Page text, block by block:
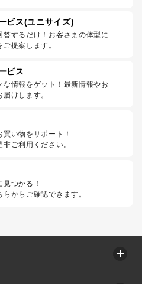
ビス(ユニサイズ)
答するだけ！お客さまの体型に
提案します。
ビス
な情報をゲット！最新情報やお
けします。
い物をサポート！
ご利用ください。
つかる！
からご確認できます。